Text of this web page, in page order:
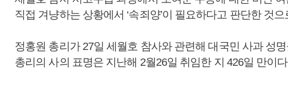
직접 겨냥하는 상황에서 ‘속죄양’이 필요하다고 판단한 것
정홍원 총리가 27일 세월호 참사와 관련해 대국민 사과 성
총리의 사의 표명은 지난해 2월26일 취임한 지 426일 만이